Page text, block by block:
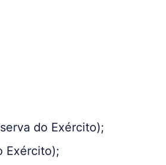
do Exército);
Exército);